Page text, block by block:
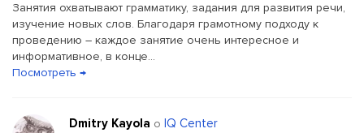
Занятия охватывают грамматику, задания для развития речи,
изучение новых слов. Благодаря грамотному подходу к
проведению – каждое занятие очень интересное и
информативное, в конце...
Посмотреть →
Dmitry Kayola о IQ Center